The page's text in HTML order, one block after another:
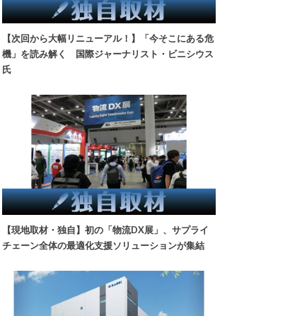
【次回から大幅リニューアル！】「今そこにある危
機」を読み解く 国際ジャーナリスト・ビニシウス
氏
【現地取材・独自】初の「物流DX展」、サプライ
チェーン全体の最適化支援ソリューションが集結